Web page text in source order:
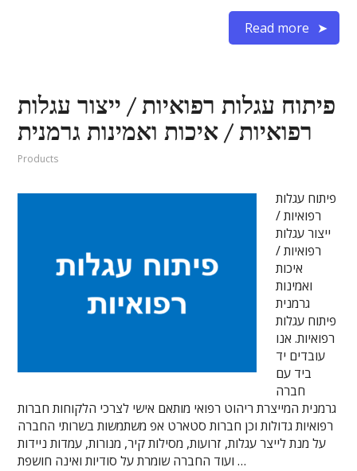
Read more
פיתוח עגלות רפואיות / ייצור עגלות
רפואיות / איכות ואמינות גרמנית
Products
פיתוח עגלות
רפואיות /
ייצור עגלות
רפואיות /
איכות
ואמינות
גרמנית
פיתוח עגלות
רפואיות. אנו
עובדים יד
ביד עם
חברה
גרמנית המייצרת ריהוט רפואי מותאם אישי לצרכי הלקוחות חברות
רפואיות גדולות וכן חברות סטארט אפ משתמשות בשרותי החברה
על מנת לייצר עגלות, זרועות, מסילות קיר, מנורות, עמדות ניידות
ועוד החברה שומרת על סודיות ואינה חושפת …